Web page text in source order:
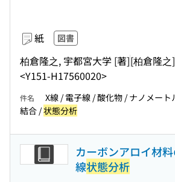
紙 図書
柏倉隆之, 宇都宮大学 [著][柏倉隆之]
<Y151-H17560020>
件名
X線 / 電子線 / 酸化物 / ナノメー
結合 /状態分析
カーボンアロイ材
線状態分析